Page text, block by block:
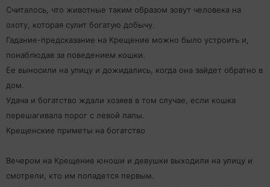
Считалось, что животные таким образом зовут человека на
охоту, которая сулит богатую добычу.
Гадание-предсказание на Крещение можно было устроить и,
понаблюдав за поведением кошки.
Ее выносили на улицу и дожидались, когда она зайдет обратно в
дом.
Удача и богатство ждали хозяев в том случае, если кошка
перешагивала порог с левой лапы.
Крещенские приметы на богатство
Вечером на Крещение юноши и девушки выходили на улицу и
смотрели, кто им попадется первым.